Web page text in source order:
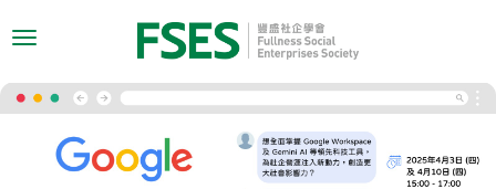
Toggle